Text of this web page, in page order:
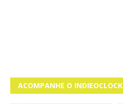
ACOMPANHE O INDIEOCLOCK